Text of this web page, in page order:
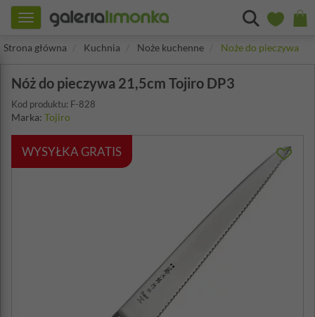
Toggle
navigation
Strona główna
Kuchnia Noże kuchenne Noże do pieczywa
Nóż do pieczywa 21,5cm Tojiro DP3
Kod produktu: F-828
Marka: Tojiro
WYSYŁKA GRATIS